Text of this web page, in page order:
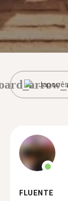
FLUENTE